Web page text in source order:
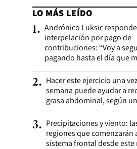
LO MÁS LEÍDO
1. Andrónico Luksic
interpelación por pago de
contribuciones: “Voy a
pagando hasta el día que
2. Hacer este ejercicio una
semana puede ayudar a
grasa abdominal, según
3. Precipitaciones y viento:
regiones que comenzarán
sistema frontal desde este